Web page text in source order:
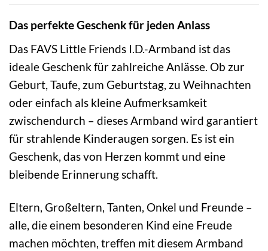
Das perfekte Geschenk für jeden Anlass
Das FAVS Little Friends I.D.-Armband ist das
ideale Geschenk für zahlreiche Anlässe. Ob zur
Geburt, Taufe, zum Geburtstag, zu Weihnachten
oder einfach als kleine Aufmerksamkeit
zwischendurch – dieses Armband wird garantiert
für strahlende Kinderaugen sorgen. Es ist ein
Geschenk, das von Herzen kommt und eine
bleibende Erinnerung schafft.
Eltern, Großeltern, Tanten, Onkel und Freunde –
alle, die einem besonderen Kind eine Freude
machen möchten, treffen mit diesem Armband